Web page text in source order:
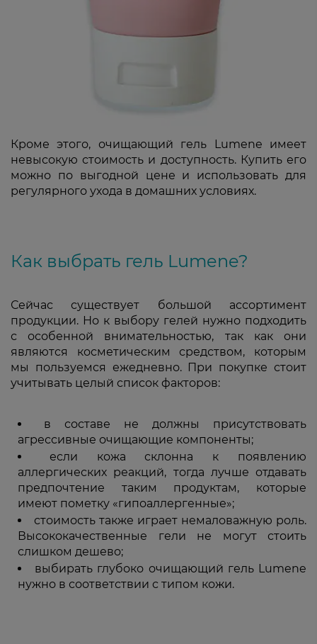
Кроме этого, очищающий гель Lumene имеет
невысокую стоимость и доступность. Купить его
можно по выгодной цене и использовать для
регулярного ухода в домашних условиях.
Как выбрать гель Lumene?
Сейчас существует большой ассортимент
продукции. Но к выбору гелей нужно подходить
с особенной внимательностью, так как они
являются косметическим средством, которым
мы пользуемся ежедневно. При покупке стоит
учитывать целый список факторов:
в составе не должны присутствовать
агрессивные очищающие компоненты;
если кожа склонна к появлению
аллергических реакций, тогда лучше отдавать
предпочтение таким продуктам, которые
имеют пометку «гипоаллергенные»;
стоимость также играет немаловажную роль.
Высококачественные гели не могут стоить
слишком дешево;
выбирать глубоко очищающий гель Lumene
нужно в соответствии с типом кожи.